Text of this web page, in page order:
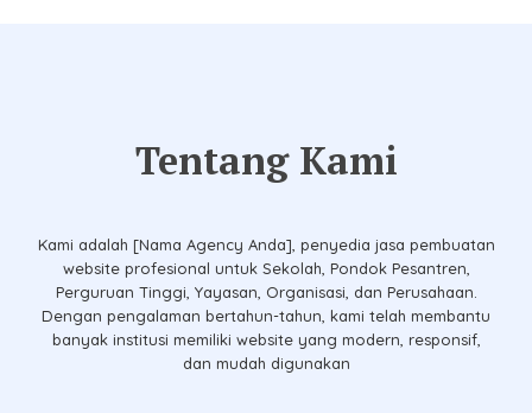
Tentang Kami
Kami adalah [Nama Agency Anda], penyedia jasa pembuatan
website profesional untuk Sekolah, Pondok Pesantren,
Perguruan Tinggi, Yayasan, Organisasi, dan Perusahaan.
Dengan pengalaman bertahun-tahun, kami telah membantu
banyak institusi memiliki website yang modern, responsif,
dan mudah digunakan